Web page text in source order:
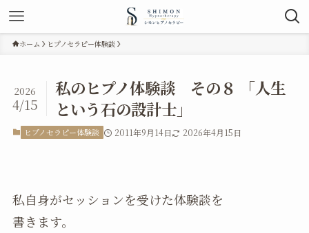
ホーム ヒプノセラピー体験談
私のヒプノ体験談 その８ 「人生
という石の設計士」
2026
4/15
ヒプノセラピー体験談 2011年9月14日 2026年4月15日
私自身がセッションを受けた体験談を
書きます。